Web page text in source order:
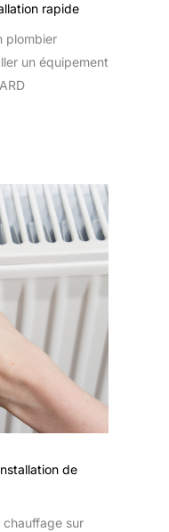
rapide
plombier
un équipement
de
chauffage sur